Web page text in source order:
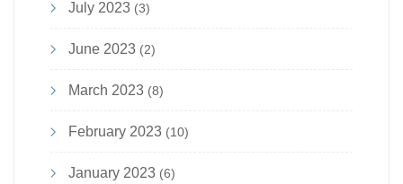
July 2023 (3)
June 2023 (2)
March 2023 (8)
February 2023 (10)
January 2023 (6)